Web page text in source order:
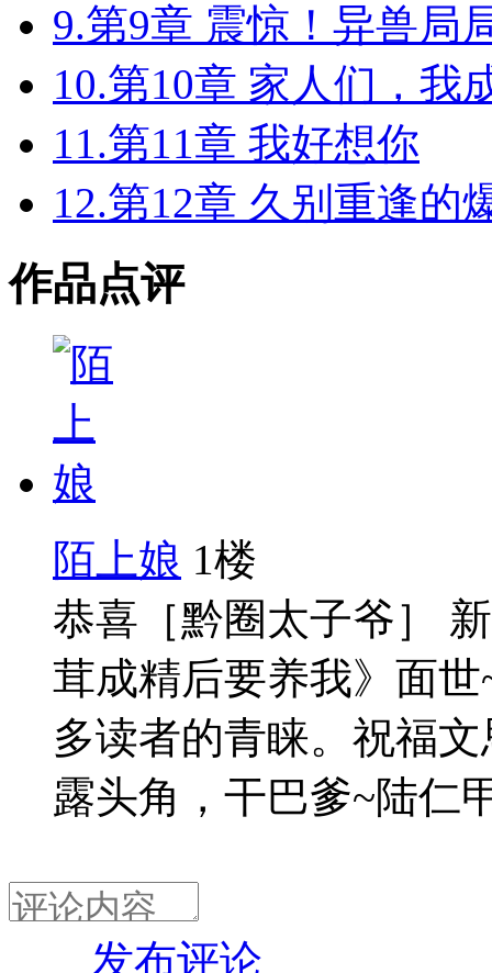
9.第9章 震惊！异兽局
10.第10章 家人们，我
11.第11章 我好想你
12.第12章 久别重逢的
作品点评
陌上娘 1楼
恭喜［黔圈太子爷］
茸成精后要养我》面
多读者的青睐。祝福
露头角，干巴爹~陆仁
发布评论